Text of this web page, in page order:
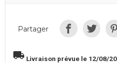
Partager
local_shipping Livraison prévue le 12/08/